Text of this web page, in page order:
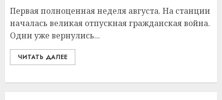
Первая полноценная неделя августа. На станции
началась великая отпускная гражданская война.
Одни уже вернулись...
ЧИТАТЬ ДАЛЕЕ